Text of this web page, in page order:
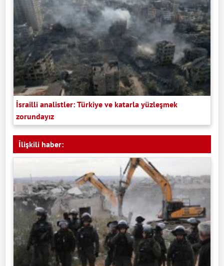
İsrailli analistler: Türkiye ve katarla yüzleşmek
zorundayız
İlişkili haber: